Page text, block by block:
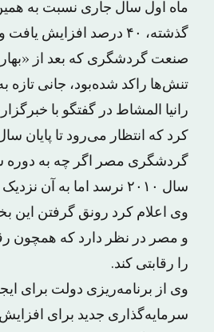
ماه اول سال جاری نسبت به
گذشته، ۴۰ درصد افزایش
صنعت گردشگری که بعد از
تنش‌ها راکد شده‌بود، جانی تازه
رانیا المشاط در گفتگو با
گردشگری مصر اگر چه به دوره
سال ۲۰۱۰ نرسد اما به آن نزدیک شود.
وی اعلام کرد رونق گرفتن این
و مصر در نظر دارد که همچون
را رقابتی کند.
وی از برنامه‌ریزی دولت برای
سرمایه‌گذاری جدید برای